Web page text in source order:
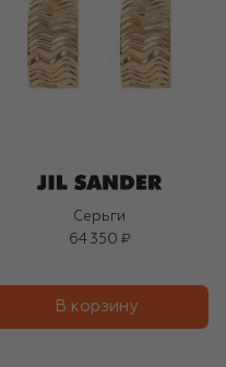
Серьги
64 350 ₽
В корзину